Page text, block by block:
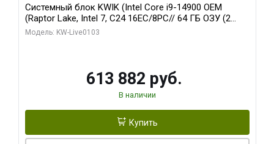
Системный блок KWIK (Intel Core i9-14900 OEM
(Raptor Lake, Intel 7, C24 16EC/8PC// 64 ГБ ОЗУ (2
модуля)/ Afox RTX4090 24GB GDDR6X 384-Bit 3xDP
Модель: KW-Live0103
613 882 руб.
В наличии
Купить